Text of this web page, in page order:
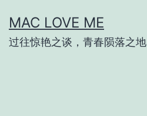
至
内
MAC LOVE ME
过往惊艳之谈，青春陨落之地